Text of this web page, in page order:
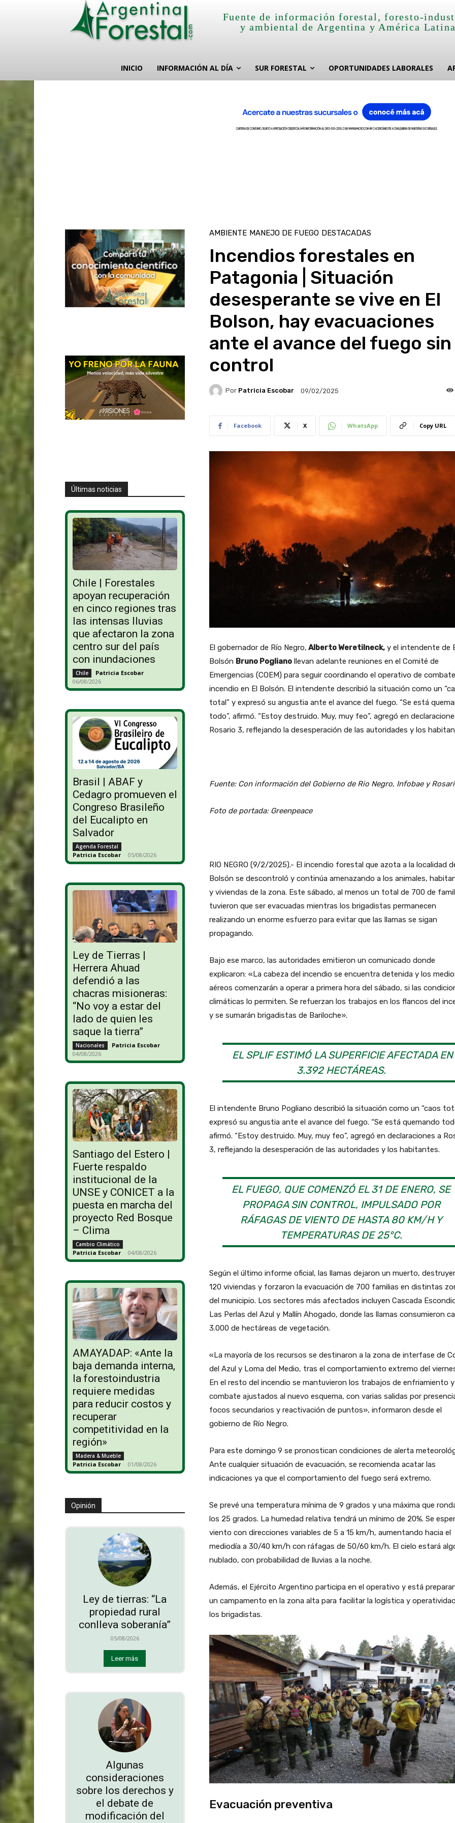
Fuente de información forestal, foresto-
y ambiental de Argentina y América
INICIO INFORMACIÓN AL DÍA SUR FORESTAL OPORTUNIDADES LABORALES
Últimas noticias
Chile | Forestales
apoyan recuperación
en cinco regiones tras
las intensas lluvias
que afectaron la zona
centro sur del país
con inundaciones
Chile Patricia Escobar -
06/08/2026
Brasil | ABAF y
Cedagro promueven el
Congreso Brasileño
del Eucalipto en
Salvador
Agenda Forestal
Patricia Escobar - 05/08/2026
Ley de Tierras |
Herrera Ahuad
defendió a las
chacras misioneras:
“No voy a estar del
lado de quien les
saque la tierra”
Nacionales Patricia Escobar -
04/08/2026
Santiago del Estero |
Fuerte respaldo
institucional de la
UNSE y CONICET a la
puesta en marcha del
proyecto Red Bosque
– Clima
Cambio Climático
Patricia Escobar - 04/08/2026
AMAYADAP: «Ante la
baja demanda interna,
la forestoindustria
requiere medidas
para reducir costos y
recuperar
competitividad en la
región»
Madera & Mueble
Patricia Escobar - 01/08/2026
Opinión
Ley de tierras: “La
propiedad rural
conlleva soberanía”
05/08/2026
Leer más
Algunas
consideraciones
sobre los derechos y
el debate de
modificación del
AMBIENTE MANEJO DE FUEGO DESTACADAS
Incendios forestales en
Patagonia | Situación
desesperante se vive en El
Bolson, hay evacuaciones
ante el avance del fuego sin
control
Por Patricia Escobar 09/02/2025
Facebook X WhatsApp Copy URL
El gobernador de Río Negro, Alberto Weretilneck,y el intendente de
Bolsón Bruno Poglianollevan adelante reuniones en el Comité de
Emergencias (COEM) para seguir coordinando el operativo de
incendio en El Bolsón. El intendente describió la situación como un
total” y expresó su angustia ante el avance del fuego. “Se está
todo”, afirmó. “Estoy destruido. Muy, muy feo”, agregó en
Rosario 3, reflejando la desesperación de las autoridades y los
Fuente: Con información del Gobierno de Rio Negro, Infobae y
Foto de portada: Greenpeace
RIO NEGRO (9/2/2025).- El incendio forestal que azota a la localidad
Bolsón se descontroló y continúa amenazando a los animales,
y viviendas de la zona. Este sábado, al menos un total de 700 de
tuvieron que ser evacuadas mientras los brigadistas permanecen
realizando un enorme esfuerzo para evitar que las llamas se sigan
propagando.
Bajo ese marco, las autoridades emitieron un comunicado donde
explicaron: «La cabeza del incendio se encuentra detenida y los
aéreos comenzarán a operar a primera hora del sábado, si las
climáticas lo permiten. Se refuerzan los trabajos en los flancos del
y se sumarán brigadistas de Bariloche».
EL SPLIF ESTIMÓ LA SUPERFICIE AFECTADA EN
3.392 HECTÁREAS.
El intendente Bruno Pogliano describió la situación como un “caos
expresó su angustia ante el avance del fuego. “Se está quemando
afirmó. “Estoy destruido. Muy, muy feo”, agregó en declaraciones a
3, reflejando la desesperación de las autoridades y los habitantes.
EL FUEGO, QUE COMENZÓ EL 31 DE ENERO, SE
PROPAGA SIN CONTROL, IMPULSADO POR
RÁFAGAS DE VIENTO DE HASTA 80 KM/H Y
TEMPERATURAS DE 25°C.
Según el último informe oficial, las llamas dejaron un muerto,
120 viviendas y forzaron la evacuación de 700 familias en distintas
del municipio. Los sectores más afectados incluyen Cascada
Las Perlas del Azul y Mallín Ahogado, donde las llamas consumieron
3.000 de hectáreas de vegetación.
«La mayoría de los recursos se destinaron a la zona de interfase de
del Azul y Loma del Medio, tras el comportamiento extremo del
En el resto del incendio se mantuvieron los trabajos de enfriamiento y
combate ajustados al nuevo esquema, con varias salidas por
focos secundarios y reactivación de puntos», informaron desde el
gobierno de Río Negro.
Para este domingo 9 se pronostican condiciones de alerta
Ante cualquier situación de evacuación, se recomienda acatar las
indicaciones ya que el comportamiento del fuego será extremo.
Se prevé una temperatura mínima de 9 grados y una máxima que
los 25 grados. La humedad relativa tendrá un mínimo de 20%. Se
viento con direcciones variables de 5 a 15 km/h, aumentando hacia el
mediodía a 30/40 km/h con ráfagas de 50/60 km/h. El cielo estará
nublado, con probabilidad de lluvias a la noche.
Además, el Ejército Argentino participa en el operativo y está
un campamento en la zona alta para facilitar la logística y
los brigadistas.
Evacuación preventiva